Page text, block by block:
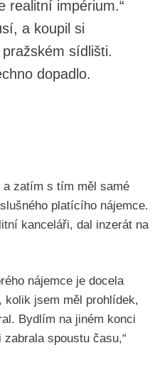
realitní impérium.“
a koupil si
sídlišti.
dopadlo.
zatím s tím měl samé
platícího nájemce.
kanceláři, dal inzerát na
nájemce je docela
jsem měl prohlídek,
Bydlím na jiném konci
spoustu času,“